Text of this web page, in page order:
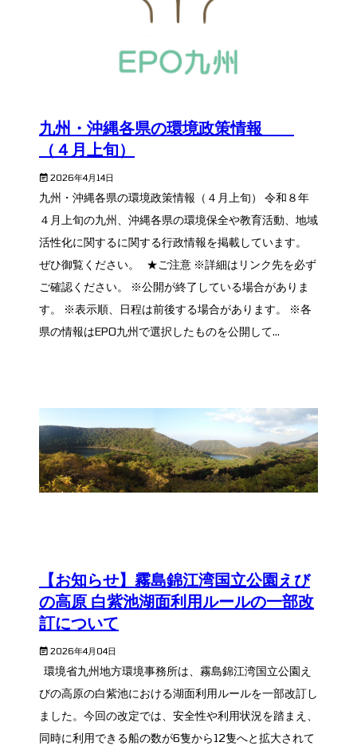
九州・沖縄各県の環境政策情報
（４月上旬）
2026年4月14日
九州・沖縄各県の環境政策情報（４月上旬） 令和８年
４月上旬の九州、沖縄各県の環境保全や教育活動、地域
活性化に関するに関する行政情報を掲載しています。
ぜひ御覧ください。 ★ご注意 ※詳細はリンク先を必ず
ご確認ください。 ※公開が終了している場合がありま
す。 ※表示順、日程は前後する場合があります。 ※各
県の情報はEPO九州で選択したものを公開して...
【お知らせ】霧島錦江湾国立公園えび
の高原 白紫池湖面利用ルールの一部改
訂について
2026年4月04日
環境省九州地方環境事務所は、霧島錦江湾国立公園え
びの高原の白紫池における湖面利用ルールを一部改訂し
ました。今回の改定では、安全性や利用状況を踏まえ、
同時に利用できる船の数が6隻から12隻へと拡大されて